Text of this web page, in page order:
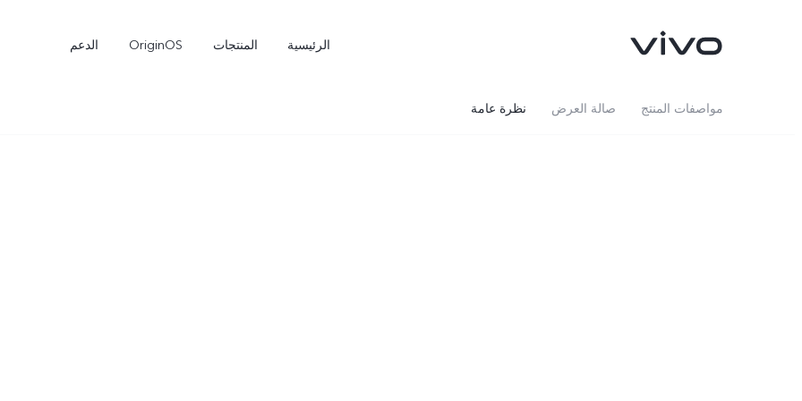
الرئيسية المنتجات OriginOS الدعم
نظرة عامة صالة العرض مواصفات المنتج